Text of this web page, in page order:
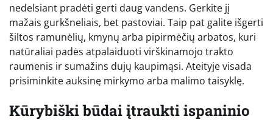
nedelsiant pradėti gerti daug vandens. Gerkite jį
mažais gurkšneliais, bet pastoviai. Taip pat galite išgerti
šiltos ramunėlių, kmynų arba pipirmėčių arbatos, kuri
natūraliai padės atpalaiduoti virškinamojo trakto
raumenis ir sumažins dujų kaupimąsi. Ateityje visada
prisiminkite auksinę mirkymo arba malimo taisyklę.
Kūrybiški būdai įtraukti ispaninio